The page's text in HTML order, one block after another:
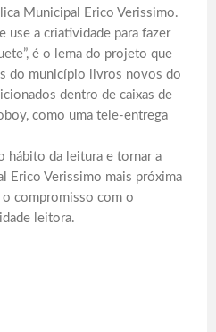
Municipal Erico Verissimo.
use a criatividade para fazer
é o lema do projeto que
do município livros novos do
dentro de caixas de
como uma tele-entrega
hábito da leitura e tornar a
Erico Verissimo mais próxima
compromisso com o
leitora.